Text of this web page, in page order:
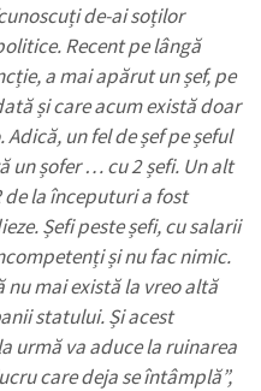
de-ai soților
Recent pe lângă
a mai apărut un șef, pe
și care acum există doar
un fel de șef pe șeful
un șofer … cu 2 șefi. Un alt
de la începuturi a fost
Șefi peste șefi, cu salarii
și nu fac nimic.
nu mai există la vreo altă
statului. Și acest
urmă va aduce la ruinarea
care deja se întâmplă”,